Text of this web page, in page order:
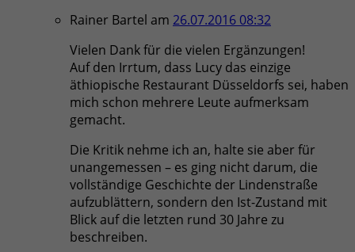
Rainer Bartel am 26.07.2016 08:32
Vielen Dank für die vielen Ergänzungen!
Auf den Irrtum, dass Lucy das einzige
äthiopische Restaurant Düsseldorfs sei, haben
mich schon mehrere Leute aufmerksam
gemacht.
Die Kritik nehme ich an, halte sie aber für
unangemessen – es ging nicht darum, die
vollständige Geschichte der Lindenstraße
aufzublättern, sondern den Ist-Zustand mit
Blick auf die letzten rund 30 Jahre zu
beschreiben.